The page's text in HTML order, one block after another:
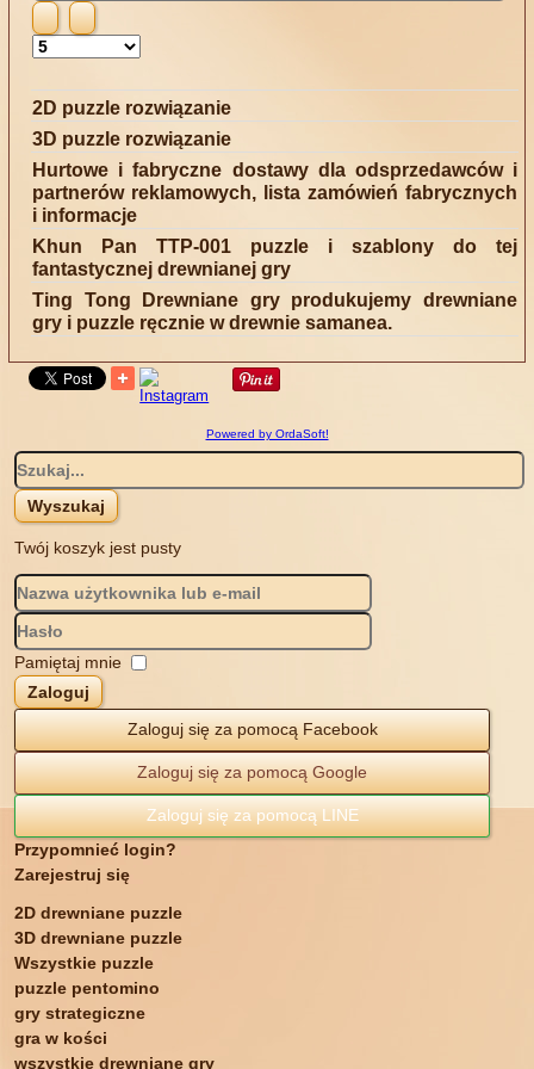
tytułu
Pokaż
2D puzzle rozwiązanie
3D puzzle rozwiązanie
Hurtowe i fabryczne dostawy dla odsprzedawców i
partnerów reklamowych, lista zamówień fabrycznych
i informacje
Khun Pan TTP-001 puzzle i szablony do tej
fantastycznej drewnianej gry
Ting Tong Drewniane gry produkujemy drewniane
gry i puzzle ręcznie w drewnie samanea.
Powered by OrdaSoft!
Twój koszyk jest pusty
Pamiętaj mnie
Zaloguj
Zaloguj się za pomocą Facebook
Zaloguj się za pomocą Google
Zaloguj się za pomocą LINE
Przypomnieć login?
Zarejestruj się
2D drewniane puzzle
3D drewniane puzzle
Wszystkie puzzle
puzzle pentomino
gry strategiczne
gra w kości
wszystkie drewniane gry